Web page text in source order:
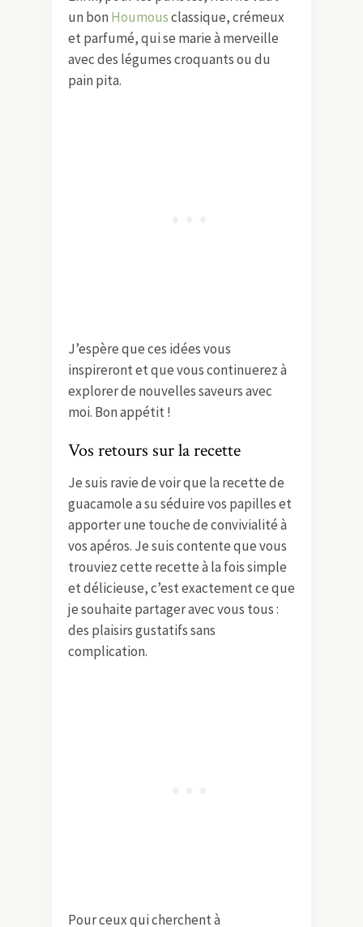
un bon Houmousclassique, crémeux
et parfumé, qui se marie à merveille
avec des légumes croquants ou du
pain pita.
J’espère que ces idées vous
inspireront et que vous continuerez à
explorer de nouvelles saveurs avec
moi. Bon appétit !
Vos retours sur la recette
Je suis ravie de voir que la recette de
guacamole a su séduire vos papilles et
apporter une touche de convivialité à
vos apéros. Je suis contente que vous
trouviez cette recette à la fois simple
et délicieuse, c’est exactement ce que
je souhaite partager avec vous tous :
des plaisirs gustatifs sans
complication.
Pour ceux qui cherchent à